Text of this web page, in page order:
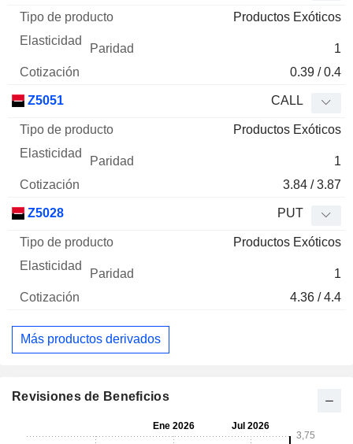
Productos Exóticos
1
0.39 / 0.4
Z5051 CALL
Productos Exóticos
1
3.84 / 3.87
Z5028 PUT
Productos Exóticos
1
4.36 / 4.4
Más productos derivados
Revisiones de Beneficios